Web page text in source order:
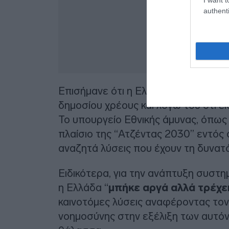
Επισήμανε ότι η Ελλάδα βίωσε την
δημοσίου χρέους και λόγω του ότι
Το υπουργείο Εθνικής άμυνας,
πλαίσιο της “Ατζέντας 2030”
αναζητά λύσεις που έχουν τη
Ειδικότερα, για την ανάπτυξη
η Ελλάδα “μπήκε αργά αλλά
καινοτόμες λύσεις αναφέροντας
νοημοσύνης στην εξέλιξη των